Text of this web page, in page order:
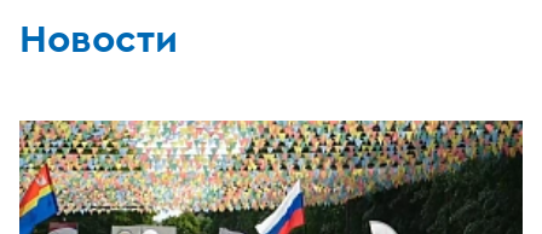
Новости